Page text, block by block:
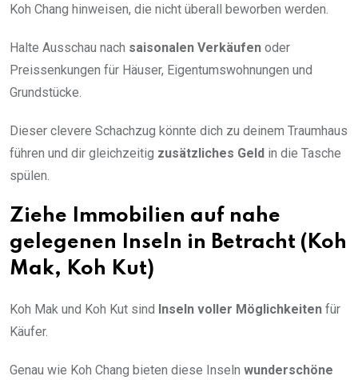
Koh Chang hinweisen, die nicht überall beworben werden.
Halte Ausschau nach saisonalen Verkäufen oder
Preissenkungen für Häuser, Eigentumswohnungen und
Grundstücke.
Dieser clevere Schachzug könnte dich zu deinem Traumhaus
führen und dir gleichzeitig zusätzliches Geld in die Tasche
spülen.
Ziehe Immobilien auf nahe
gelegenen Inseln in Betracht (Koh
Mak, Koh Kut)
Koh Mak und Koh Kut sind Inseln voller Möglichkeiten für
Käufer.
Genau wie Koh Chang bieten diese Inseln wunderschöne